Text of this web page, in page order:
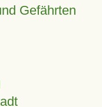
Gefährten